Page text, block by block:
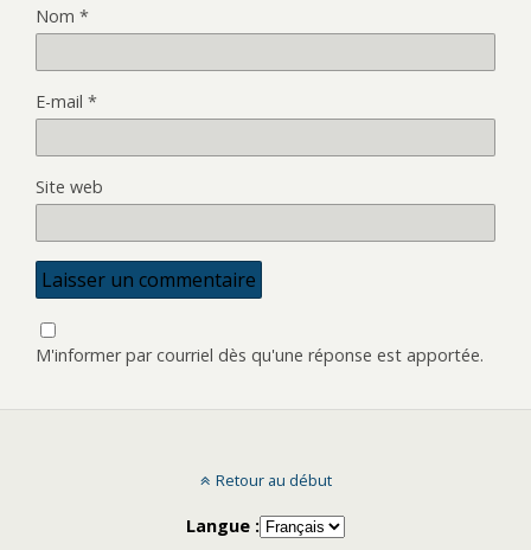
Nom *
E-mail *
Site web
M'informer par courriel dès qu'une réponse est apportée.
Retour au début
Langue :